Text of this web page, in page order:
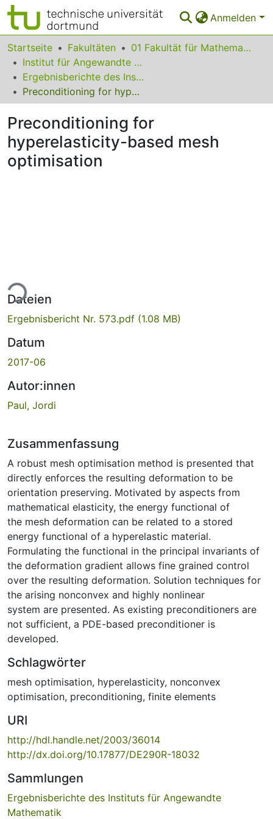
Anmelden
Bereiche & Sammlungen
Das gesamte Repositorium
Statistiken
FAQ
Leitlinien
Zurück zur Startseite
Startseite Fakultäten
01 Fakultät für Mathematik
Institut für Angewandte Mathematik
Ergebnisberichte des Instituts für Angewandte Mathematik
Preconditioning for hyperelasticity-based mesh optimisation
Preconditioning for
hyperelasticity-based mesh
optimisation
Dateien
Ergebnisbericht Nr. 573.pdf (1.08 MB)
Datum
2017-06
Autor:innen
Paul, Jordi
Zusammenfassung
A robust mesh optimisation method is presented that
directly enforces the resulting deformation to be
orientation preserving. Motivated by aspects from
mathematical elasticity, the energy functional of
the mesh deformation can be related to a stored
energy functional of a hyperelastic material.
Formulating the functional in the principal invariants of
the deformation gradient allows fine grained control
over the resulting deformation. Solution techniques for
the arising nonconvex and highly nonlinear
system are presented. As existing preconditioners are
not sufficient, a PDE-based preconditioner is
developed.
Schlagwörter
mesh optimisation, hyperelasticity, nonconvex
optimisation, preconditioning, finite elements
URI
http://hdl.handle.net/2003/36014
http://dx.doi.org/10.17877/DE290R-18032
Sammlungen
Ergebnisberichte des Instituts für Angewandte
Mathematik